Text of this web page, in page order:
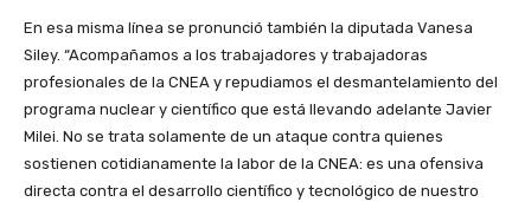
En esa misma línea se pronunció también la diputada Vanesa
Siley. “Acompañamos a los trabajadores y trabajadoras
profesionales de la CNEA y repudiamos el desmantelamiento del
programa nuclear y científico que está llevando adelante Javier
Milei. No se trata solamente de un ataque contra quienes
sostienen cotidianamente la labor de la CNEA: es una ofensiva
directa contra el desarrollo científico y tecnológico de nuestro